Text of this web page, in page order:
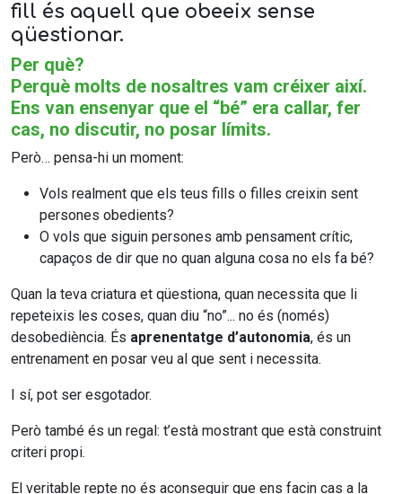
fill és aquell que obeeix sense
qüestionar.
Per què?
Perquè molts de nosaltres vam créixer així.
Ens van ensenyar que el “bé” era callar, fer
cas, no discutir, no posar límits.
Però… pensa-hi un moment:
Vols realment que els teus fills o filles creixin sent
persones obedients?
O vols que siguin persones amb pensament crític,
capaços de dir que no quan alguna cosa no els fa bé?
Quan la teva criatura et qüestiona, quan necessita que li
repeteixis les coses, quan diu “no”... no és (només)
desobediència. És aprenentatge d’autonomia, és un
entrenament en posar veu al que sent i necessita.
I sí, pot ser esgotador.
Però també és un regal: t’està mostrant que està construint
criteri propi.
El veritable repte no és aconseguir que ens facin cas a la